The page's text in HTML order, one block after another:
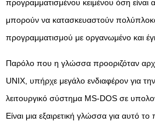
προγραμματισμένου κειμένου όση είναι
μπορούν να κατασκευαστούν
προγραμματισμού με οργανωμένο και
Παρόλο που η γλώσσα προοριζόταν
UNIX, υπήρχε μεγάλο ενδιαφέρον για
λειτουργικό σύστημα MS-DOS σε
Είναι μια εξαιρετική γλώσσα για αυτό